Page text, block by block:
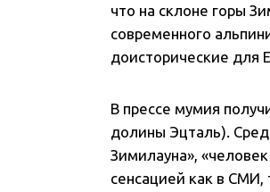
что на склоне горы
современного
доисторические для
В прессе мумия
долины Эцталь).
Зимилауна»,
сенсацией как в СМИ,